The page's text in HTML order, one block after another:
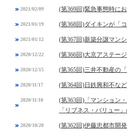
2021/02/09 (第369回)緊急事態時に
2021/01/19 (第368回)ダイキンが「
2021/01/12 (第367回)新築分譲マン
2020/12/22 (第366回)大京アステー
2020/12/15 (第365回)三井不動産の
2020/11/17 (第364回)日鉄興和不な
2020/11/10
(第363回)「マンション
「リブネス・バリュー
2020/10/20 (第362回)伊藤忠都市開